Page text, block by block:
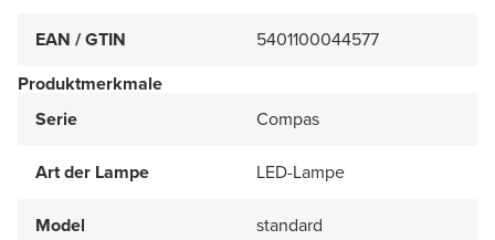
EAN / GTIN
5401100044577
Produktmerkmale
Serie
Compas
Art der Lampe LED-Lampe
Model standard